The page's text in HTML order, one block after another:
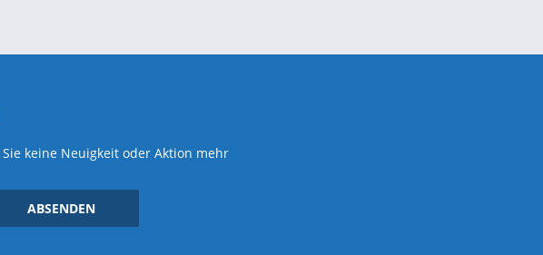
keine Neuigkeit oder Aktion mehr
ABSENDEN